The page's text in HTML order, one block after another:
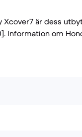
Xcover7 är dess
Information om